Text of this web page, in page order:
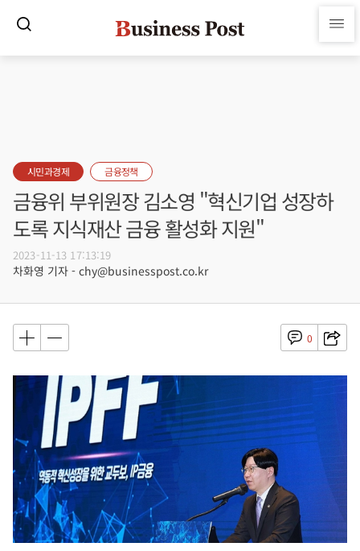
시민과경제 금융정책
금융위 부위원장 김소영 "혁신기업 성장하
도록 지식재산 금융 활성화 지원"
2023-11-13 17:13:19
차화영 기자 - chy@businesspost.co.kr
0